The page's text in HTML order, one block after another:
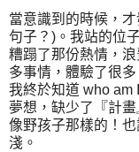
當意識到的時候，
句子？)。我站的位
糟蹋了那份熱情，
多事情，體驗了很
我終於知道 who am
夢想，缺少了『計
像野孩子那樣的！
淺。